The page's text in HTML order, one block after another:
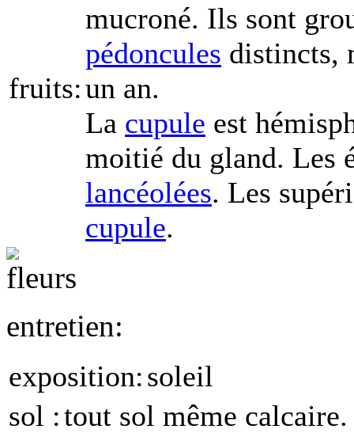
fruits:
mucroné. Ils sont
pédoncules distincts,
un an.
La cupule est
moitié du gland. Les
lancéolées. Les
cupule.
entretien:
exposition:soleil
sol :tout sol même calcaire.